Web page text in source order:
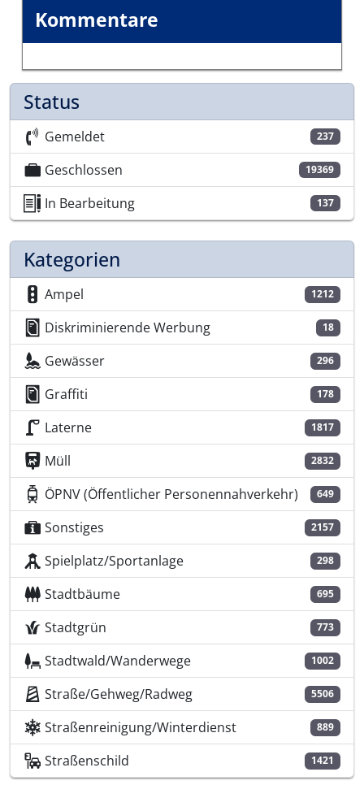
Kommentare
Status
Gemeldet 237
Geschlossen 19369
In Bearbeitung 137
Kategorien
Ampel 1212
Diskriminierende Werbung 18
Gewässer 296
Graffiti 178
Laterne 1817
Müll 2832
ÖPNV (Öffentlicher Personennahverkehr) 649
Sonstiges 2157
Spielplatz/Sportanlage 298
Stadtbäume 695
Stadtgrün 773
Stadtwald/Wanderwege 1002
Straße/Gehweg/Radweg 5506
Straßenreinigung/Winterdienst 889
Straßenschild 1421